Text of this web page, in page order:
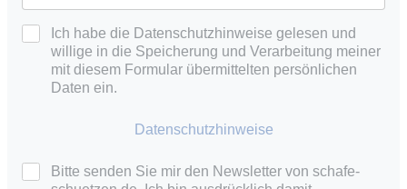
Ich habe die Datenschutzhinweise gelesen und
willige in die Speicherung und Verarbeitung meiner
mit diesem Formular übermittelten persönlichen
Daten ein.
Datenschutzhinweise
Bitte senden Sie mir den Newsletter von schafe-